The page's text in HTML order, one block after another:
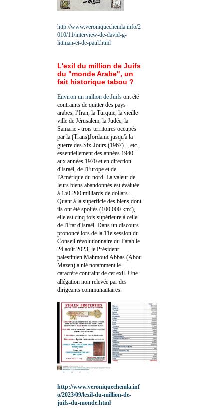
http://www.veroniquechemla.info/2
010/11/interview-de-david-g-
littman-et-de-paul.html
L'exil du million de Juifs
du "monde Arabe", un
fait historique tabou ?
Environ un million de Juifs ont été
contraints de quitter des pays
arabes, l’Iran, la Turquie, la vieille
ville de Jérusalem, la Judée, la
Samarie - trois territoires occupés
par la (Trans)Jordanie jusqu'à la
guerre des Six-Jours (1967) -, etc.,
essentiellement des années 1940
aux années 1970 et en direction
d'Israël, de l'Europe et de
l'Amérique du nord. La valeur de
leurs biens abandonnés est évaluée
à 150-200 milliards de dollars.
Quant à la superficie des biens dont
ils ont été spoliés (100 000 km²),
elle est cinq fois supérieure à celle
de l'Etat d'Israël. Dans un discours
prononcé lors de la 11e session du
Conseil révolutionnaire du Fatah le
24 août 2023, le Président
palestinien Mahmoud Abbas (Abou
Mazen) a nié notamment le
caractère contraint de cet exil. Une
allégation non relevée par des
dirigeants communautaires.
http://www.veroniquechemla.inf
o/2023/09/lexil-du-million-de-
juifs-du-monde.html